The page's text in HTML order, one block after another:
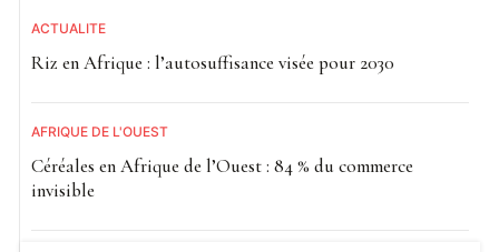
ACTUALITE
Riz en Afrique : l’autosuffisance visée pour 2030
AFRIQUE DE L'OUEST
Céréales en Afrique de l’Ouest : 84 % du commerce
invisible